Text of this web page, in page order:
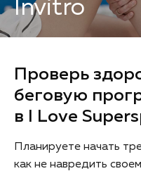
Invitro
Проверь
беговую
в I Love
Планируете начать
как не навредить